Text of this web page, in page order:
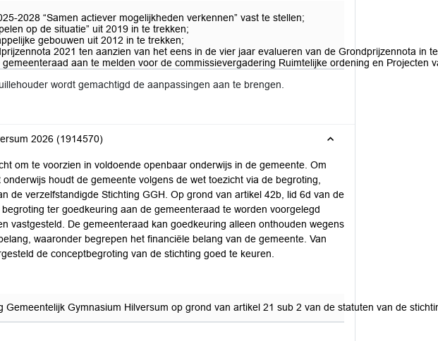
2028 “Samen actiever mogelijkheden verkennen” vast te stellen;
op de situatie” uit 2019 in te trekken;
gebouwen uit 2012 in te trekken;
2021 ten aanzien van het eens in de vier jaar evalueren van de Grondprijzennota in
aan te melden voor de commissievergadering Ruimtelijke ordening en Projecten
wordt gemachtigd de aanpassingen aan te brengen.
2026 (1914570)
om te voorzien in voldoende openbaar onderwijs in de gemeente. Om
houdt de gemeente volgens de wet toezicht via de begroting,
de verzelfstandigde Stichting GGH. Op grond van artikel 42b, lid 6d van de
ter goedkeuring aan de gemeenteraad te worden voorgelegd
vastgesteld. De gemeenteraad kan goedkeuring alleen onthouden wegens
waaronder begrepen het financiële belang van de gemeente. Van
de conceptbegroting van de stichting goed te keuren.
Gemeentelijk Gymnasium Hilversum op grond van artikel 21 sub 2 van de statuten van de